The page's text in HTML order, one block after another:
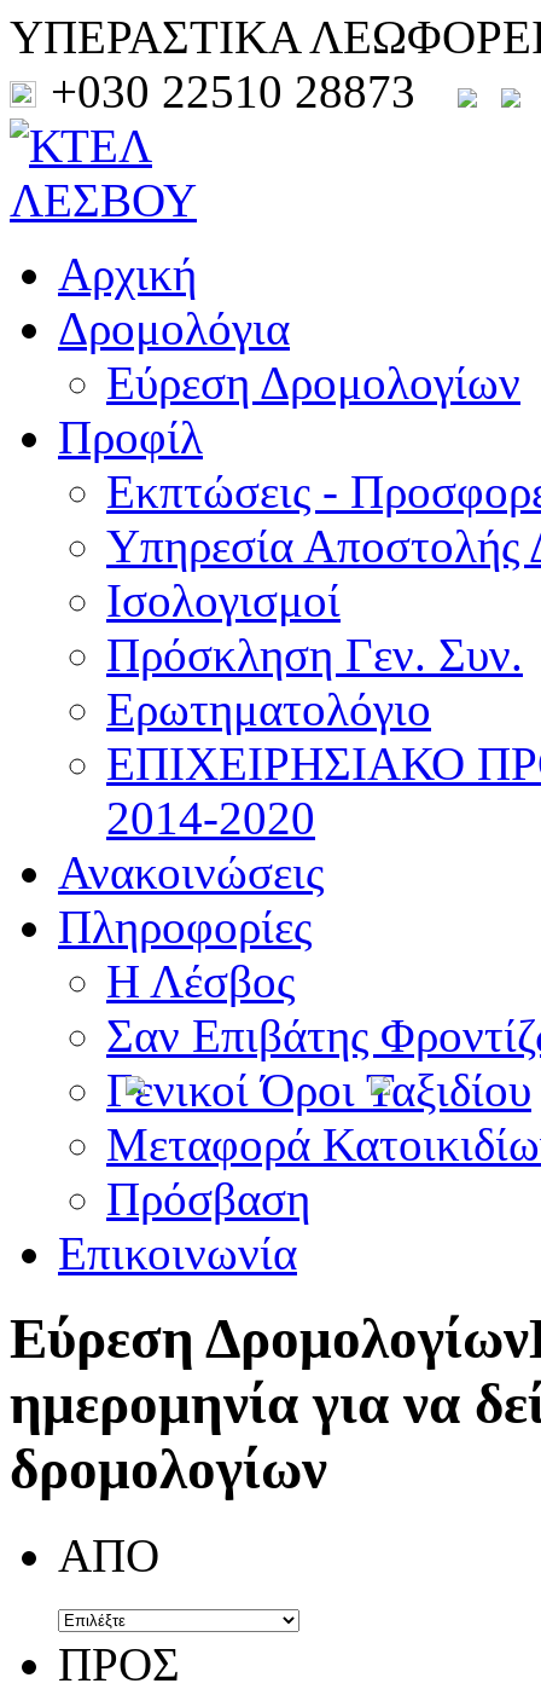
ΥΠΕΡΑΣΤΙΚΑ
+030 22510 28873
Αρχική
Δρομολόγια
Εύρεση Δρομολογίων
Προφίλ
Εκπτώσεις -
Υπηρεσία Αποστολής
Ισολογισμοί
Πρόσκληση Γεν. Συν.
Ερωτηματολόγιο
ΕΠΙΧΕΙΡΗΣΙΑΚΟ
2014-2020
Ανακοινώσεις
Πληροφορίες
Η Λέσβος
Σαν Επιβάτης
Γενικοί Όροι Ταξιδίου
Μεταφορά
Πρόσβαση
Επικοινωνία
Εύρεση Δρομολογίων
ημερομηνία για να
δρομολογίων
ΑΠΟ
ΠΡΟΣ